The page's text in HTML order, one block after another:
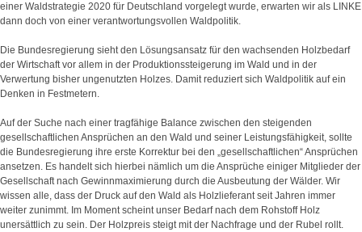
einer Waldstrategie 2020 für Deutschland vorgelegt wurde, erwarten wir als LINKE
dann doch von einer verantwortungsvollen Waldpolitik.
Die Bundesregierung sieht den Lösungsansatz für den wachsenden Holzbedarf
der Wirtschaft vor allem in der Produktionssteigerung im Wald und in der
Verwertung bisher ungenutzten Holzes. Damit reduziert sich Waldpolitik auf ein
Denken in Festmetern.
Auf der Suche nach einer tragfähige Balance zwischen den steigenden
gesellschaftlichen Ansprüchen an den Wald und seiner Leistungsfähigkeit, sollte
die Bundesregierung ihre erste Korrektur bei den „gesellschaftlichen“ Ansprüchen
ansetzen. Es handelt sich hierbei nämlich um die Ansprüche einiger Mitglieder der
Gesellschaft nach Gewinnmaximierung durch die Ausbeutung der Wälder. Wir
wissen alle, dass der Druck auf den Wald als Holzlieferant seit Jahren immer
weiter zunimmt. Im Moment scheint unser Bedarf nach dem Rohstoff Holz
unersättlich zu sein. Der Holzpreis steigt mit der Nachfrage und der Rubel rollt.